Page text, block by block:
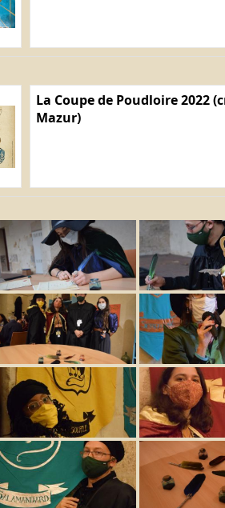
La Coupe de Poudloire 2022
Mazur)